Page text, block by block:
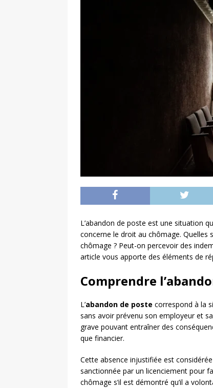
L’abandon de poste est une situation
concerne le droit au chômage. Quelles
chômage ? Peut-on percevoir des
article vous apporte des éléments de
Comprendre
L’abandon de poste correspond à la
sans avoir prévenu son employeur et
grave pouvant entraîner des
que financier.
Cette absence injustifiée est
sanctionnée par un licenciement pour
chômage s’il est démontré qu’il a